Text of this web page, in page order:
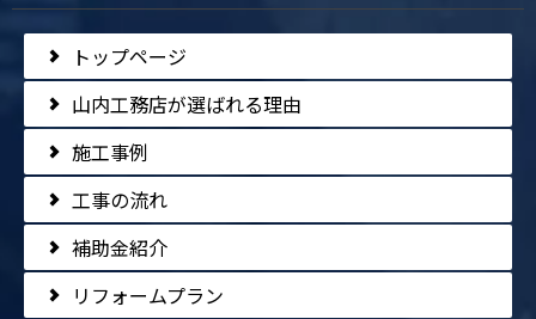
トップページ
山内工務店が選ばれる理由
施工事例
工事の流れ
補助金紹介
リフォームプラン